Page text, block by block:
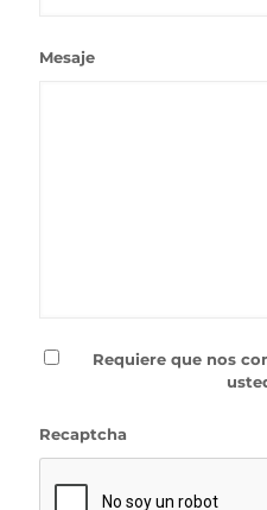
Mesaje
Requiere que nos
Recaptcha